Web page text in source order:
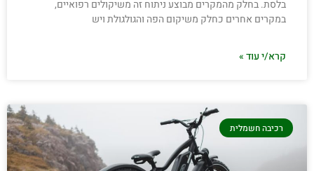
בלסת. בחלק מהמקרים מבוצע ניתוח זה משיקולים רפואיים,
במקרים אחרים כחלק משיקום הפה והגולגולת ויש
קרא/י עוד »
רכיבה חשמלית